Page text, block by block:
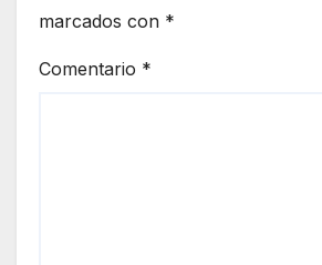
marcados con *
Comentario *